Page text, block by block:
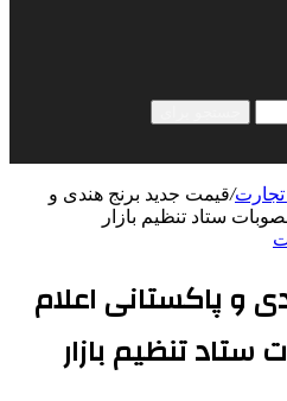
تجارت/قیمت جدید برنج هندی و
ستاد تنظیم بازار
و پاکستانی اعلام
تنظیم بازار